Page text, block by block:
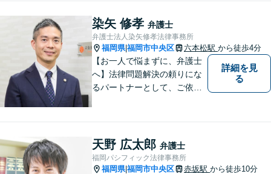
染矢 修孝 弁護士
弁護士法人染矢修孝法律事務所
福岡県|福岡市中央区 六本松駅 から徒歩4分
【お一人で悩まずに、弁護士
へ】法律問題解決の頼りにな
るパートナーとして、ご依頼
じめ、「離婚事件」、「損害
賠償請求事件」、「刑事事
件」まで多数の事件の取り扱
詳細を見
る
天野 広太郎 弁護士
福岡パシフィック法律事務所
福岡県|福岡市中央区 赤坂駅 から徒歩10分